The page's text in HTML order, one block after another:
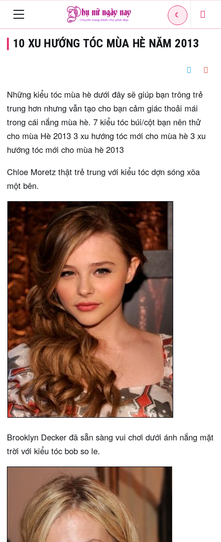
navigation
☾
10 XU HƯỚNG TÓC MÙA HÈ NĂM 2013
Những kiểu tóc mùa hè dưới đây sẽ giúp bạn trông trẻ
trung hơn nhưng vẫn tạo cho bạn cảm giác thoải mái
trong cái nắng mùa hè. 7 kiểu tóc búi/cột bạn nên thử
cho mùa Hè 2013 3 xu hướng tóc mới cho mùa hè 3 xu
hướng tóc mới cho mùa hè 2013
Chloe Moretz thật trẻ trung với kiểu tóc dợn sóng xõa
một bên.
Brooklyn Decker đã sẵn sàng vui chơi dưới ánh nắng mặt
trời với kiểu tóc bob so le.